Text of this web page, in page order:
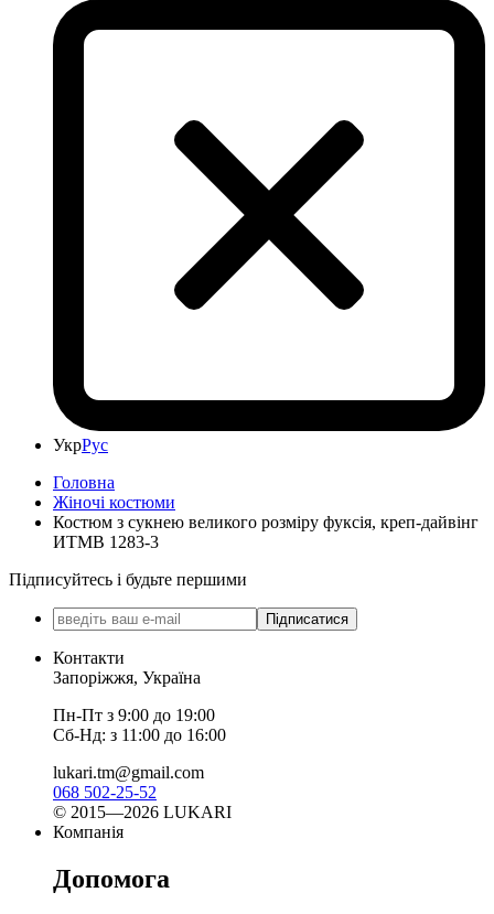
УкрРус
Головна
Жіночі костюми
Костюм з сукнею великого розміру фуксія, креп-дайвінг
ИТМВ 1283-3
Підписуйтесь і будьте першими
Підписатися
Контакти
Запоріжжя, Україна
Пн-Пт з 9:00 до 19:00
Сб-Нд: з 11:00 до 16:00
lukari.tm@gmail.com
068 502-25-52
© 2015—2026 LUKARI
Компанія
Допомога